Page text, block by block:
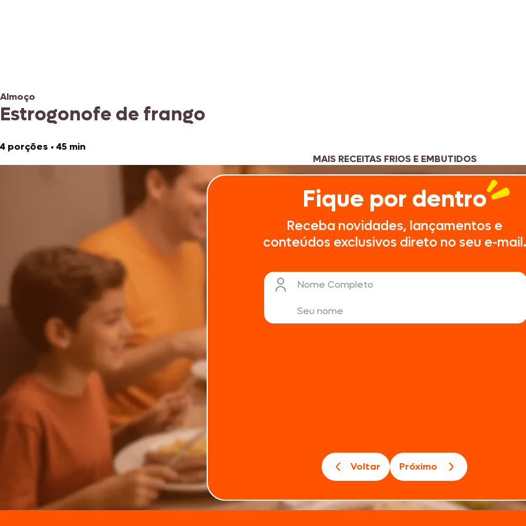
Almoço
Estrogonofe de frango
4 porções • 45 min
MAIS RECEITAS FRIOS E EMBUTIDOS
Fique por dentro
Receba novidades, lançamentos e
conteúdos exclusivos direto no seu e-mail.
Nome Completo
Voltar Próximo